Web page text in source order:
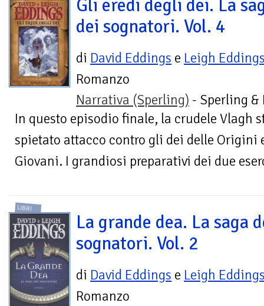
Gli eredi degli dei. La
dei sognatori. Vol. 4
di David Eddings e Leigh
Romanzo
Narrativa (Sperling) - Sperling
In questo episodio finale, la crudele Vlagh
spietato attacco contro gli dei delle Origini
Giovani. I grandiosi preparativi dei due
LIBRI
La grande dea. La saga
sognatori. Vol. 2
di David Eddings e Leigh
Romanzo